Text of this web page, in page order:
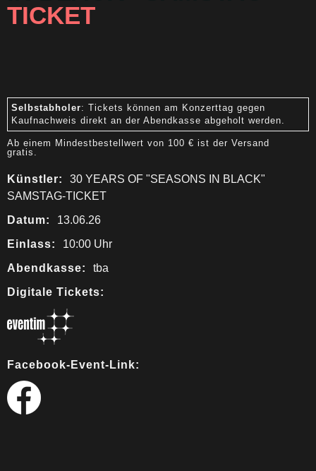
TICKET
Selbstabholer: Tickets können am Konzerttag gegen
Kaufnachweis direkt an der Abendkasse abgeholt werden.
Ab einem Mindestbestellwert von 100 € ist der Versand
gratis.
Künstler:
30 YEARS OF "SEASONS IN BLACK"
SAMSTAG-TICKET
Datum:
13.06.26
Einlass:
10:00 Uhr
Abendkasse:
tba
Digitale Tickets:
Facebook-Event-Link: